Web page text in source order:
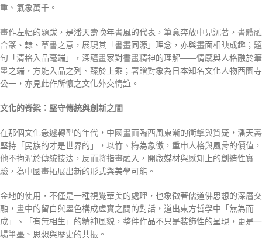
重、氣象萬千。
畫作左幅的題跋，是潘天壽晚年書風的代表，筆意奔放中見沉著，書體融
合篆、隸、草書之意，展現其「書畫同源」理念，亦與畫面相映成趣；題
句「清格入品毫端」，深蘊畫家對書畫精神的理解——情感與人格融於筆
墨之端，方能入品之列、臻於上乘；署贈對象為日本知名文化人物西園寺
公一，亦見此作所懷之文化外交情誼。
文化的脊梁：堅守傳統與創新之間
在那個文化急遽轉型的年代，中國畫面臨西風東漸的衝擊與質疑，潘天壽
堅持「民族的才是世界的」，以竹、梅為象徵，重申人格與風骨的價值，
他不拘泥於傳統技法，反而將指畫融入，開啟媒材與感知上的創造性實
驗，為中國畫拓展出新的形式與美學可能。
金地的使用，不僅是一種視覺華美的處理，也象徵著儒道佛思想的深層交
融，畫中的留白與墨色構成虛實之間的對話，道出東方哲學中「無為而
成」、「有無相生」的精神風貌，整件作品不只是裝飾性的呈現，更是一
場筆墨、思想與歷史的共振。